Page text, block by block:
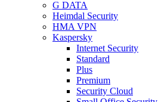
G DATA
Heimdal Security
HMA VPN
Kaspersky
Internet Security
Standard
Plus
Premium
Security Cloud